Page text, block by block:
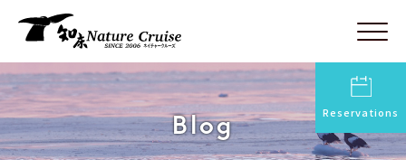
Reservations
Blog